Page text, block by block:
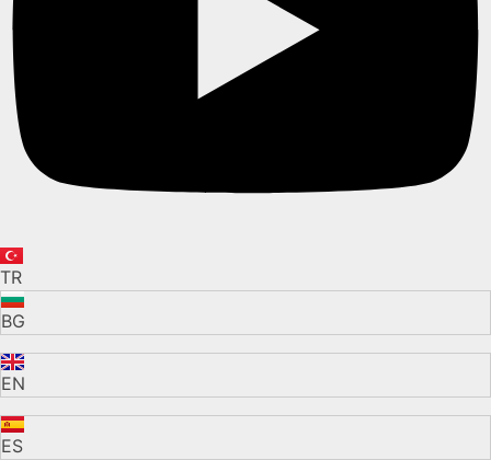
TR
BG
EN
ES